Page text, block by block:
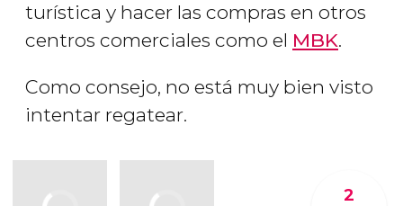
turística y hacer las compras en otros
centros comerciales como el MBK.
Como consejo, no está muy bien visto
intentar regatear.
2